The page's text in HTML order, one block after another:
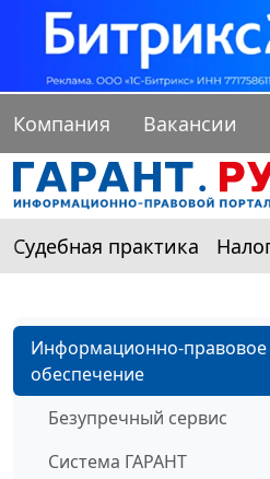
Компания Вакансии
Судебная практика
Информационно-правовое
обеспечение
Безупречный сервис
Система ГАРАНТ